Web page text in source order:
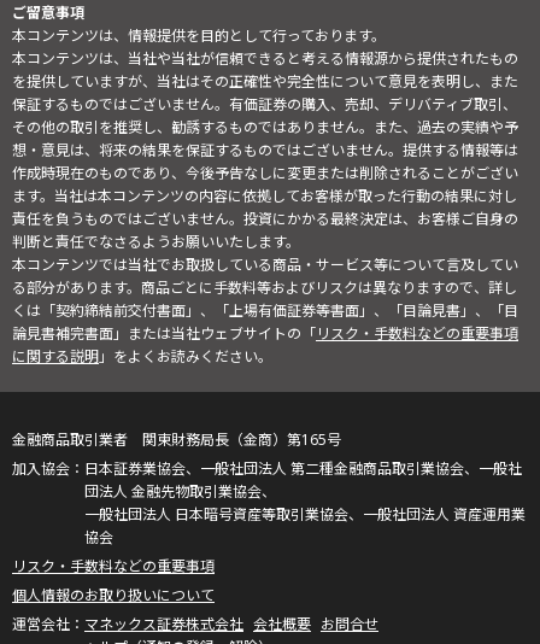
ご留意事項
本コンテンツは、情報提供を目的として行っております。
本コンテンツは、当社や当社が信頼できると考える情報源から提供されたもの
を提供していますが、当社はその正確性や完全性について意見を表明し、また
保証するものではございません。有価証券の購入、売却、デリバティブ取引、
その他の取引を推奨し、勧誘するものではありません。また、過去の実績や予
想・意見は、将来の結果を保証するものではございません。提供する情報等は
作成時現在のものであり、今後予告なしに変更または削除されることがござい
ます。当社は本コンテンツの内容に依拠してお客様が取った行動の結果に対し
責任を負うものではございません。投資にかかる最終決定は、お客様ご自身の
判断と責任でなさるようお願いいたします。
本コンテンツでは当社でお取扱している商品・サービス等について言及してい
る部分があります。商品ごとに手数料等およびリスクは異なりますので、詳し
くは「契約締結前交付書面」、「上場有価証券等書面」、「目論見書」、「目
論見書補完書面」または当社ウェブサイトの「リスク・手数料などの重要事項
に関する説明」をよくお読みください。
金融商品取引業者 関東財務局長（金商）第165号
日本証券業協会、一般社団法人 第二種金融商品取引業協会、一般社
団法人 金融先物取引業協会、
一般社団法人 日本暗号資産等取引業協会、一般社団法人 資産運用業
協会
リスク・手数料などの重要事項
個人情報のお取り扱いについて
マネックス証券株式会社 会社概要 お問合せ